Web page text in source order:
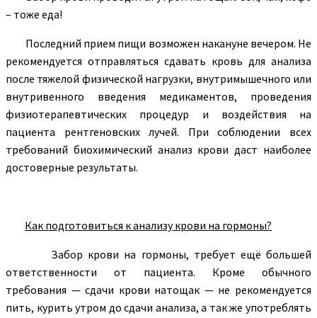
– тоже еда!
Последний прием пищи возможен накануне вечером. Не
рекомендуется отправляться сдавать кровь для анализа
после тяжелой физической нагрузки, внутримышечного или
внутривенного введения медикаментов, проведения
физиотерапевтических процедур и воздействия на
пациента рентгеновских лучей. При соблюдении всех
требований биохимический анализ крови даст наиболее
достоверные результаты.
Как подготовиться к анализу крови на гормоны?
Забор крови на гормоны, требует ещё большей
ответственности от пациента. Кроме обычного
требования — сдачи крови натощак — не рекомендуется
пить, курить утром до сдачи анализа, а так же употреблять